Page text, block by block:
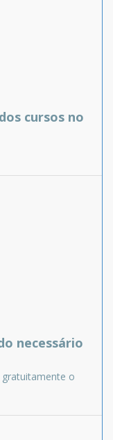
cursos no
necessário
gratuitamente o